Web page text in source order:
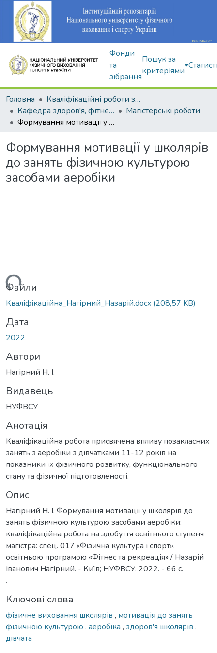
Фонди
та
зібрання
Пошук за
критеріями
Головна
Кваліфікаційні роботи здобувачів вищої освіти
Кафедра здоров'я, фітнесу та рекреації
Магістерські роботи
Формування мотивації у школярів до занять фізичною культурою засобами аеробіки
Формування мотивації у школярів
до занять фізичною культурою
засобами аеробіки
Файли
Кваліфікаційна_Нагірний_Назарій.docx (208,57 KB)
Дата
2022
Автори
Нагірний Н. І.
Видавець
НУФВСУ
Анотація
Кваліфікаційна робота присвячена впливу позакласних
занять з аеробіки з дівчатками 11-12 років на
показники їх фізичного розвитку, функціонального
стану та фізичної підготовленості.
Опис
Нагірний Н. І. Формування мотивації у школярів до
занять фізичною культурою засобами аеробіки:
кваліфікаційна робота на здобуття освітнього ступеня
магістра: спец. 017 «Фізична культура і спорт»,
освітньою програмою «Фітнес та рекреація» / Назарій
Іванович Нагірний. - Київ; НУФВСУ, 2022. - 66 с.
.
Ключові слова
фізичне виховання школярів , мотивація до занять
фізичною культурою , аеробіка , здоров'я школярів ,
дівчата